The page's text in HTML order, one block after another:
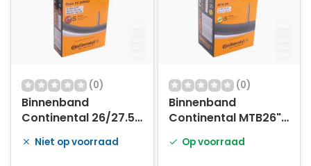
(0)
Binnenband
Continental 26/27.5"
Race - 20-571 -> 25-
599 - SV42mm
Niet op voorraad
(0)
Binnenband
Continental MTB26"
Op voorraad